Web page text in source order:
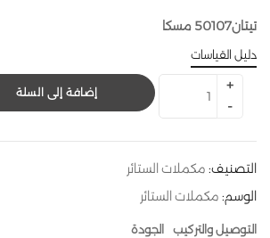
تيتان50107 مسكا
دليل القياسات
إضافة إلى السلة
التصنيف: مكملات الستائر
الوسم: مكملات الستائر
التوصيل والتركيب الجودة